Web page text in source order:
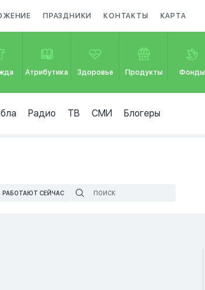
ПРАЗДНИКИ КОНТАКТЫ КАРТА
Атрибутика Здоровье Продукты Фонды
Радио ТВ СМИ Блогеры
РАБОТАЮТ СЕЙЧАС